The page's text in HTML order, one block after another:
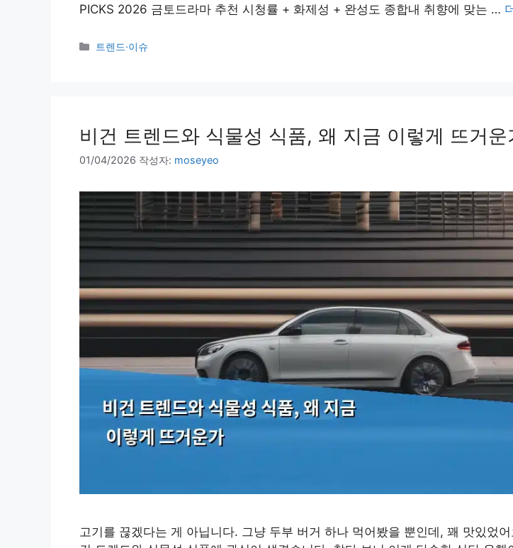
PICKS 2026 금토드라마 추천 시청률 + 화제성 + 완성도 종합내 취향에 맞는 …
카
트렌드·이슈
비건 트렌드와 식물성 식품, 왜 지금 이렇게 뜨거운
01/04/2026 작성자: moseyeo
고기를 끊겠다는 게 아닙니다. 그냥 두부 버거 하나 먹어봤을 뿐인데, 꽤 맛있었